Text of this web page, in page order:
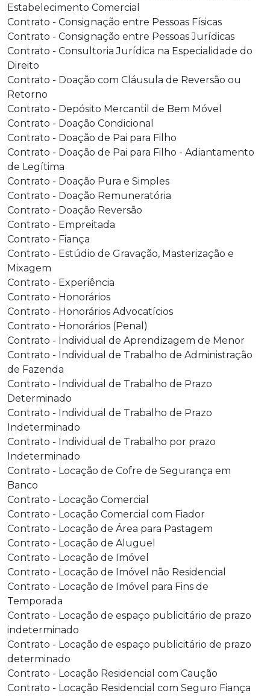
Estabelecimento Comercial
Contrato - Consignação entre Pessoas Físicas
Contrato - Consignação entre Pessoas Jurídicas
Contrato - Consultoria Jurídica na Especialidade do
Direito
Contrato - Doação com Cláusula de Reversão ou
Retorno
Contrato - Depósito Mercantil de Bem Móvel
Contrato - Doação Condicional
Contrato - Doação de Pai para Filho
Contrato - Doação de Pai para Filho - Adiantamento
de Legítima
Contrato - Doação Pura e Simples
Contrato - Doação Remuneratória
Contrato - Doação Reversão
Contrato - Empreitada
Contrato - Fiança
Contrato - Estúdio de Gravação, Masterização e
Mixagem
Contrato - Experiência
Contrato - Honorários
Contrato - Honorários Advocatícios
Contrato - Honorários (Penal)
Contrato - Individual de Aprendizagem de Menor
Contrato - Individual de Trabalho de Administração
de Fazenda
Contrato - Individual de Trabalho de Prazo
Determinado
Contrato - Individual de Trabalho de Prazo
Indeterminado
Contrato - Individual de Trabalho por prazo
Indeterminado
Contrato - Locação de Cofre de Segurança em
Banco
Contrato - Locação Comercial
Contrato - Locação Comercial com Fiador
Contrato - Locação de Área para Pastagem
Contrato - Locação de Aluguel
Contrato - Locação de Imóvel
Contrato - Locação de Imóvel não Residencial
Contrato - Locação de Imóvel para Fins de
Temporada
Contrato - Locação de espaço publicitário de prazo
indeterminado
Contrato - Locação de espaço publicitário de prazo
determinado
Contrato - Locação Residencial com Caução
Contrato - Locação Residencial com Seguro Fiança